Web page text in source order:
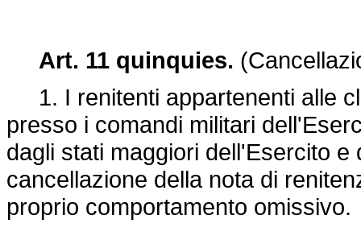
Art. 11 quinquies.
1. I renitenti appartenenti alle
presso i comandi militari
dagli stati maggiori dell'Esercito
cancellazione della nota di
proprio comportamento omissivo.